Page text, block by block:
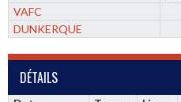
VAFC
DUNKERQUE
DÉTAILS